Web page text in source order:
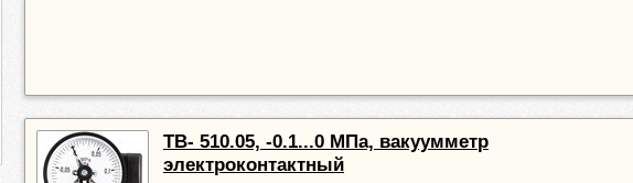
ТВ- 510.05, -0.1...0 МПа, вакуумметр
электроконтактный